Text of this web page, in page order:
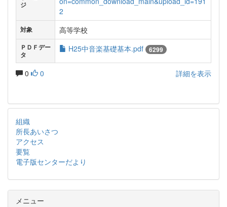
ジ
2
対象 高等学校
ＰＤＦデー
タ
H25中音楽基礎基本.pdf 6299
0 0 詳細を表示
組織
所長あいさつ
アクセス
要覧
電子版センターだより
メニュー